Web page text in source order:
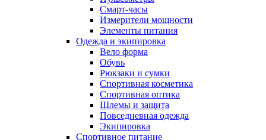
Смарт-часы
Измерители мощности
Элементы питания
Одежда и экипировка
Вело форма
Обувь
Рюкзаки и сумки
Спортивная косметика
Спортивная оптика
Шлемы и защита
Повседневная одежда
Экипировка
Спортивное питание